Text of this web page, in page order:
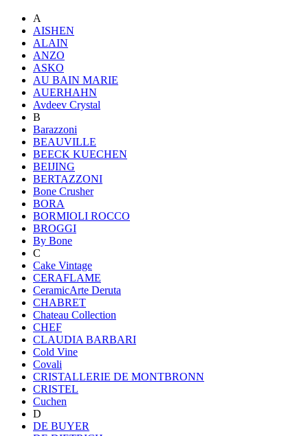
A
AISHEN
ALAIN
ANZO
ASKO
AU BAIN MARIE
AUERHAHN
Avdeev Crystal
B
Barazzoni
BEAUVILLE
BEECK KUECHEN
BEIJING
BERTAZZONI
Bone Crusher
BORA
BORMIOLI ROCCO
BROGGI
By Bone
C
Cake Vintage
CERAFLAME
CeramicArte Deruta
CHABRET
Chateau Collection
CHEF
CLAUDIA BARBARI
Cold Vine
Covali
CRISTALLERIE DE MONTBRONN
CRISTEL
Cuchen
D
DE BUYER